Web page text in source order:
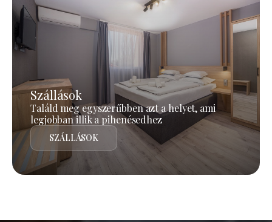
Szállások
Találd meg egyszerűbben azt a helyet, ami
legjobban illik a pihenésedhez
SZÁLLÁSOK